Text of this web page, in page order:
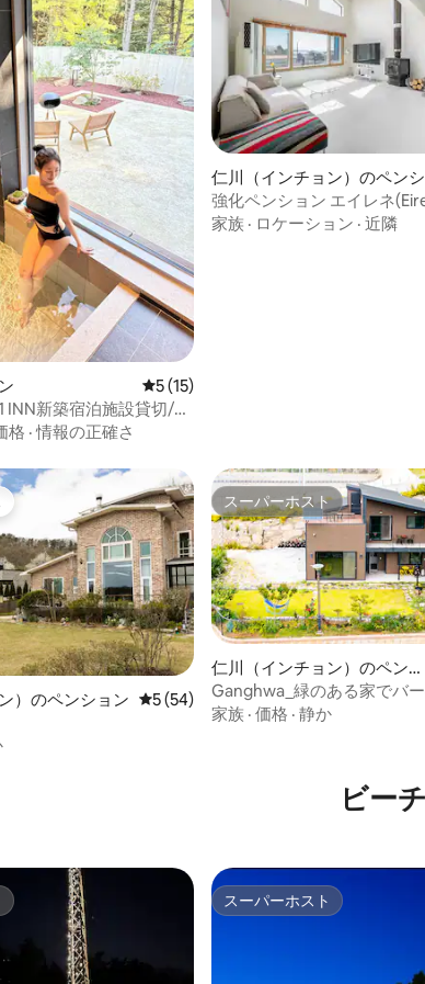
レビュー15件、5つ星中5つ星の平均評
5 (15)
INN新築宿泊施設貸切/ジ
格 ·情報の正確さ
仁川（インチョン）のペンシ
ョン
強化ペンション エイレネ
家族 · ロケーション · 近隣
）のペンション レビュー54件、5つ星中5つ星の平均
5 (54)
スーパーホスト
スーパーホスト
仁川（インチョン）のペンシ
ョン
Ganghwa_緑のある家でバ
ーティー
家族 · 価格 · 静か
ビー
スーパーホスト
スーパーホスト